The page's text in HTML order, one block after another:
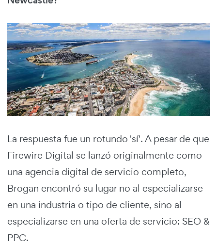
La respuesta fue un rotundo 'sí'. A pesar de que
Firewire Digital se lanzó originalmente como
una agencia digital de servicio completo,
Brogan encontró su lugar no al especializarse
en una industria o tipo de cliente, sino al
especializarse en una oferta de servicio: SEO &
PPC.